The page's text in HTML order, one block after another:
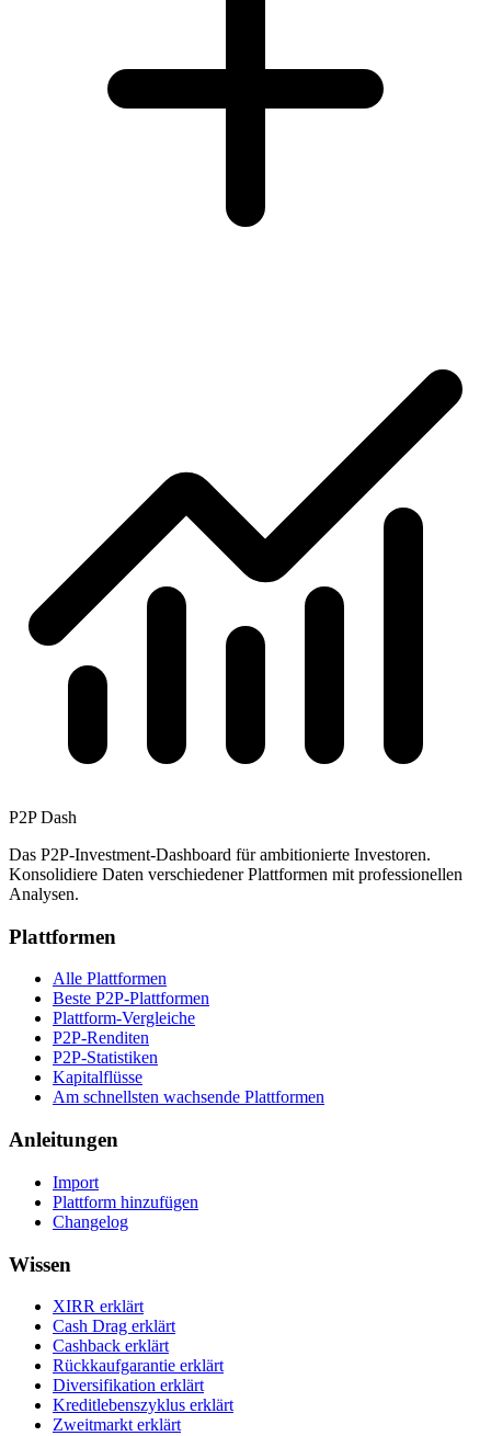
P2P Dash
Das P2P-Investment-Dashboard für ambitionierte Investoren.
Konsolidiere Daten verschiedener Plattformen mit professionellen
Analysen.
Plattformen
Alle Plattformen
Beste P2P-Plattformen
Plattform-Vergleiche
P2P-Renditen
P2P-Statistiken
Kapitalflüsse
Am schnellsten wachsende Plattformen
Anleitungen
Import
Plattform hinzufügen
Changelog
Wissen
XIRR erklärt
Cash Drag erklärt
Cashback erklärt
Rückkaufgarantie erklärt
Diversifikation erklärt
Kreditlebenszyklus erklärt
Zweitmarkt erklärt